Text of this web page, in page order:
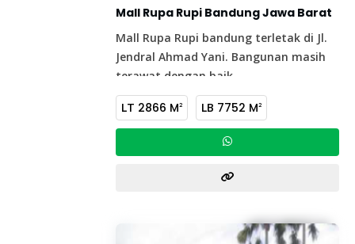
Mall Rupa Rupi Bandung Jawa Barat
Mall Rupa Rupi bandung terletak di Jl.
Jendral Ahmad Yani. Bangunan masih
terawat dengan baik
LT 2866 M2 LB 7752 M2